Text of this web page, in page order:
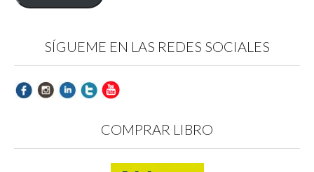
SÍGUEME EN LAS REDES SOCIALES
COMPRAR LIBRO